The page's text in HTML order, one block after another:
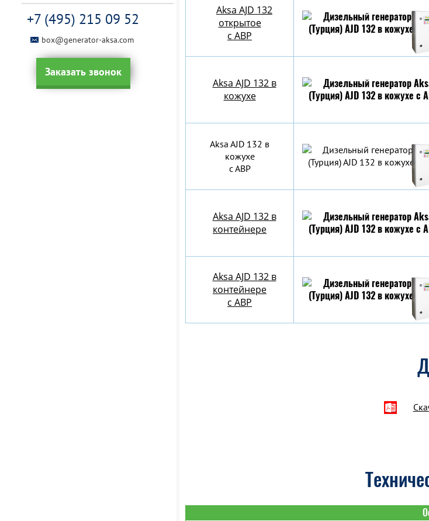
+7 (495) 215 09 52
box@generator-aksa.com
Заказать звонок
Aksa AJD 132
открытое
с АВР
Aksa AJD 132 в
кожухе
Aksa AJD 132 в
кожухе
с АВР
Aksa AJD 132 в
контейнере
Aksa AJD 132 в
контейнере
c АВР